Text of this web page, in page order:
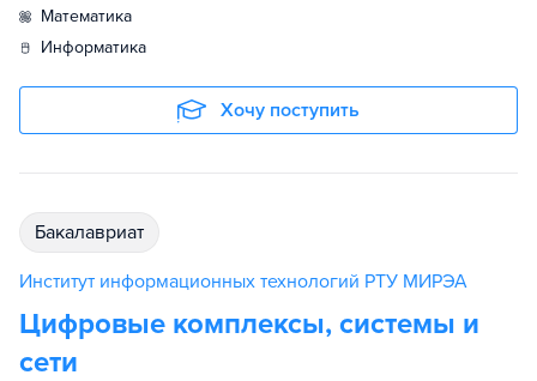
математика
информатика
Хочу поступить
бакалавриат
Институт информационных технологий РТУ МИРЭА
Цифровые комплексы, системы и
сети